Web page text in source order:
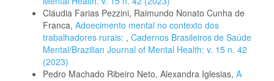
Cláudia Farias Pezzini, Raimundo Nonato Cunha de
Franca, Adoecimento mental no contexto dos
trabalhadores rurais: , Cadernos Brasileiros de Saúde
Mental/Brazilian Journal of Mental Health: v. 15 n. 42
(2023)
Pedro Machado Ribeiro Neto, Alexandra Iglesias, A